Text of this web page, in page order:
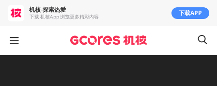
机核-探索热爱
下载 机核App 浏览更多精彩内容 下载APP